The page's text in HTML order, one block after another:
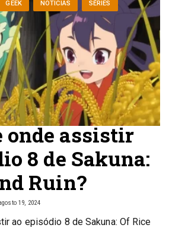
GEEK NOTICIAS SÉRIES
onde assistir
8 de Sakuna:
Ruin?
19, 2024
ao episódio 8 de Sakuna: Of Rice